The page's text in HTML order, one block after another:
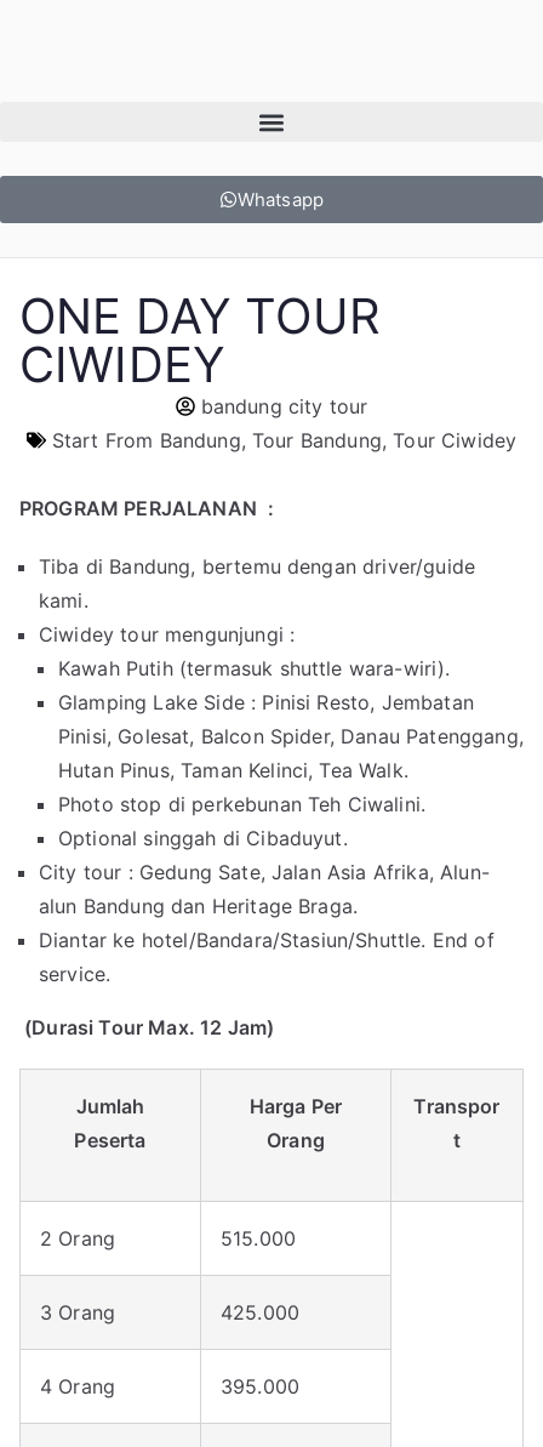
Whatsapp
ONE DAY TOUR
CIWIDEY
bandung city tour
Start From Bandung,Tour Bandung,Tour Ciwidey
PROGRAM PERJALANAN :
Tiba di Bandung, bertemu dengan driver/guide
kami.
Ciwidey tour mengunjungi :
Kawah Putih (termasuk shuttle wara-wiri).
Glamping Lake Side : Pinisi Resto, Jembatan
Pinisi, Golesat, Balcon Spider, Danau Patenggang,
Hutan Pinus, Taman Kelinci, Tea Walk.
Photo stop di perkebunan Teh Ciwalini.
Optional singgah di Cibaduyut.
City tour : Gedung Sate, Jalan Asia Afrika, Alun-
alun Bandung dan Heritage Braga.
Diantar ke hotel/Bandara/Stasiun/Shuttle. End of
service.
(Durasi Tour Max. 12 Jam)
Jumlah
Peserta
Harga Per
Orang
Transpor
t
2 Orang 515.000
3 Orang 425.000
4 Orang 395.000